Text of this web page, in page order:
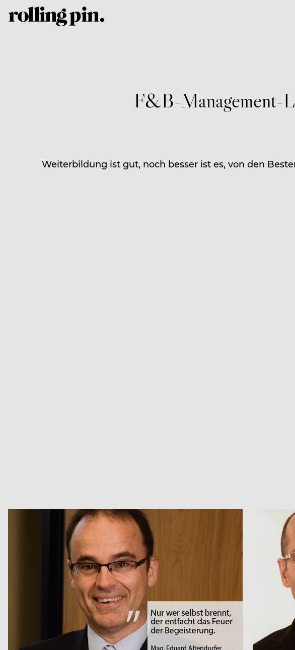
F&B-Management-
Weiterbildung ist gut, noch besser ist es, von den